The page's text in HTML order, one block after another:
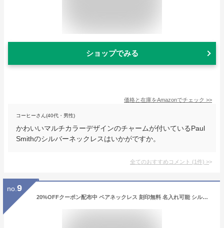
ショップでみる
価格と在庫をAmazonでチェック >>
コーヒーさん(40代・男性)
かわいいマルチカラーデザインのチャームが付いているPaul
Smithのシルバーネックレスはいかがですか。
全てのおすすめコメント (1件) >
no. 9
20%OFFクーポン配布中 ペアネックレス 刻印無料 名入れ可能 シルバー925 SV925 ダイヤモンド ペア ネックレス close to me メンズ レディース 人気 ブランド お揃い カップル 合わせると ハート プレート シンプル プレゼント ギフト 即日発送